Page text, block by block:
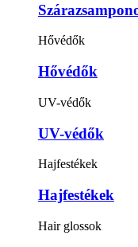
Hővédők
Hővédők
UV-védők
UV-védők
Hajfestékek
Hajfestékek
Hair glossok